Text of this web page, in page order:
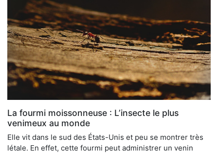
La fourmi moissonneuse : L’insecte le plus
venimeux au monde
Elle vit dans le sud des États-Unis et peu se montrer très
létale. En effet, cette fourmi peut administrer un venin